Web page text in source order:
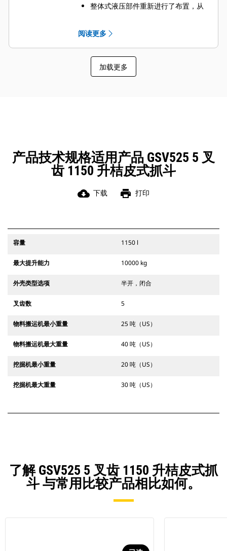
整体式液压部件重新进行了布置，从
度，因此可以将更多时间用于搬运物
料。
提供选配油缸护罩，可保护液压软管
免遭物料损坏。
使用安装支架辅助以保持安全的工作
阅读更多
加载更多
产品技术规格适用产品 GSV525 5 叉
齿 1150 升桔皮式抓斗
cloud_download 下载 print 打印
容量 1150 l
最大提升能力 10000 kg
外壳类型选项 半开，闭合
叉齿数 5
物料搬运机最小重量 25 吨（US）
物料搬运机最大重量 40 吨（US）
挖掘机最小重量 20 吨（US）
挖掘机最大重量 30 吨（US）
了解 GSV525 5 叉齿 1150 升桔皮式抓
斗 与常用比较产品相比如何。